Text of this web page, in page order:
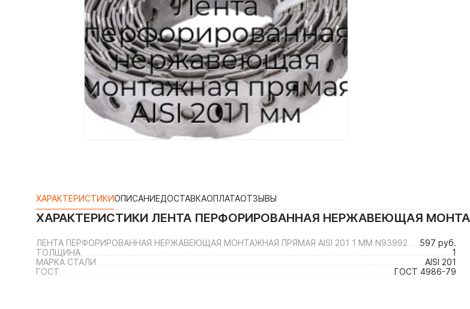
ХАРАКТЕРИСТИКИОПИСАНИЕДОСТАВКАОПЛАТАОТЗЫВЫ
ХАРАКТЕРИСТИКИ ЛЕНТА ПЕРФОРИРОВАННАЯ НЕРЖАВЕЮЩАЯ
ЛЕНТА ПЕРФОРИРОВАННАЯ НЕРЖАВЕЮЩАЯ МОНТАЖНАЯ ПРЯМАЯ AISI 201 1 ММ N93992
597 руб.
ТОЛЩИНА
1
МАРКА СТАЛИ
AISI 201
ГОСТ
ГОСТ 4986-79